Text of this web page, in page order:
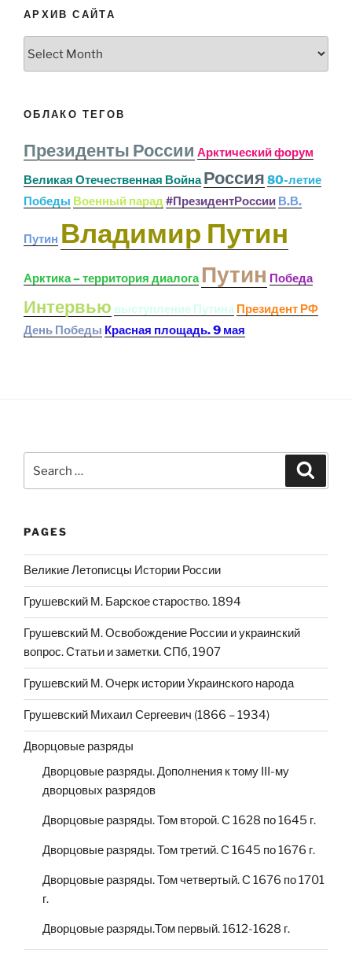
АРХИВ САЙТА
ОБЛАКО ТЕГОВ
Президенты России Арктический форум
Великая Отечественная Война Россия 80-летие
Победы Военный парад#ПрезидентРоссии В.В.
Путин Владимир Путин
Арктика – территория диалога Путин Победа
Интервью выступление Путина Президент РФ
День Победы Красная площадь. 9 мая
PAGES
Великие Летописцы Истории России
Грушевский М. Барское староство. 1894
Грушевский М. Освобождение России и украинский
вопрос. Статьи и заметки. СПб, 1907
Грушевский М. Очерк истории Украинского народа
Грушевский Михаил Сергеевич (1866 – 1934)
Дворцовые разряды
Дворцовые разряды. Дополнения к тому III-му
дворцовых разрядов
Дворцовые разряды. Том второй. С 1628 по 1645 г.
Дворцовые разряды. Том третий. С 1645 по 1676 г.
Дворцовые разряды. Том четвертый. С 1676 по 1701
г.
Дворцовые разряды.Том первый. 1612-1628 г.